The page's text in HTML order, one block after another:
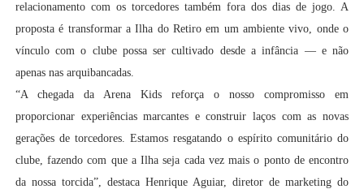
relacionamento com os torcedores também fora dos dias de jogo. A
proposta é transformar a Ilha do Retiro em um ambiente vivo, onde o
vínculo com o clube possa ser cultivado desde a infância — e não
apenas nas arquibancadas.
“A chegada da Arena Kids reforça o nosso compromisso em
proporcionar experiências marcantes e construir laços com as novas
gerações de torcedores. Estamos resgatando o espírito comunitário do
clube, fazendo com que a Ilha seja cada vez mais o ponto de encontro
da nossa torcida”, destaca Henrique Aguiar, diretor de marketing do